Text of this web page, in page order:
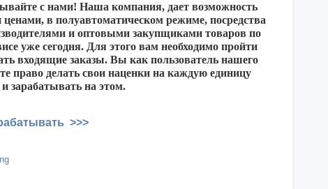
с нами! Наша компания, дает возможность
в полуавтоматическом режиме, посредства
и оптовыми закупщиками товаров по
уже сегодня. Для этого вам необходимо пройти
входящие заказы. Вы как пользователь нашего
право делать свои наценки на каждую единицу
зарабатывать на этом.
>>>